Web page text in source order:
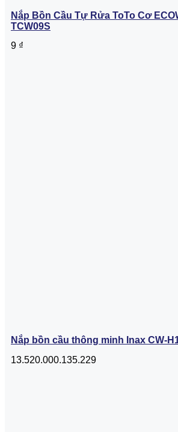
Nắp Bồn Cầu Tự Rửa ToTo Cơ
TCW09S
9 ₫
Nắp bồn cầu thông minh Inax CW-
13.520.000.135.229